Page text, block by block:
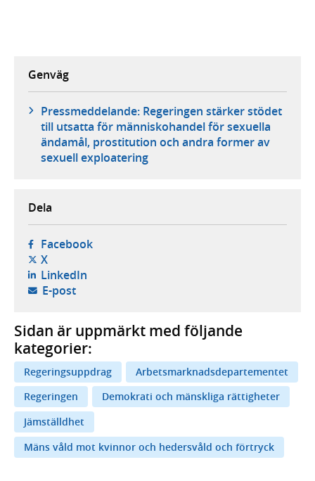
Genväg
Pressmeddelande: Regeringen stärker stödet
till utsatta för människohandel för sexuella
ändamål, prostitution och andra former av
sexuell exploatering
Dela
Facebook- öppnas i ny flik, extern webbplats,
X- öppnas i ny flik, extern webbplats,
LinkedIn- öppnas i ny flik, extern webbplats,
E-post- öppnar din e-postklient,
Sidan är uppmärkt med följande
kategorier:
Regeringsuppdrag
Arbetsmarknadsdepartementet
Regeringen
Demokrati och mänskliga rättigheter
Jämställdhet
Mäns våld mot kvinnor och hedersvåld och förtryck